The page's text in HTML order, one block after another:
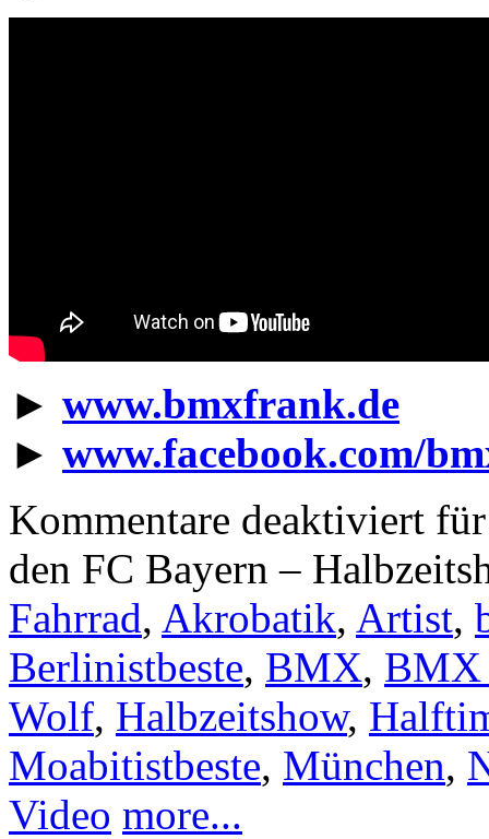
► www.bmxfrank.de
► www.facebook.com/
Kommentare deaktiviert
den FC Bayern –
Fahrrad, Akrobatik, Artist,
Berlinistbeste, BMX, BMX
Wolf, Halbzeitshow,
Moabitistbeste, München,
Video more...